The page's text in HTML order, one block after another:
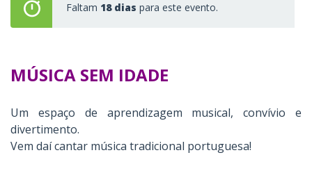
Faltam 18 dias para este evento.
MÚSICA SEM IDADE
Um espaço de aprendizagem musical, convívio e
divertimento.
Vem daí cantar música tradicional portuguesa!